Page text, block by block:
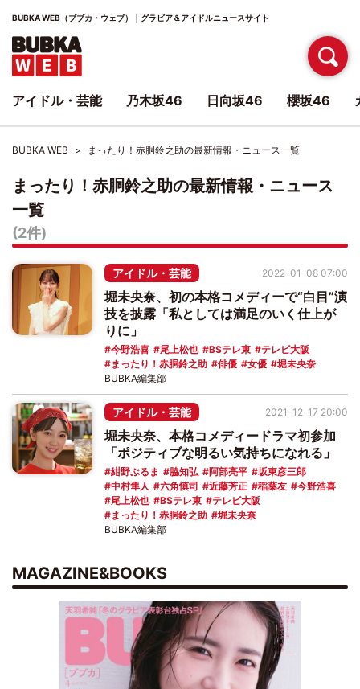
BUBKA WEB（ブブカ・ウェブ）｜グラビア＆アイドルニュースサイト
BUBKA WEB まったり！赤胴鈴之助の最新情報・ニュース一覧
まったり！赤胴鈴之助の最新情報・ニュース
一覧
(2件)
アイドル・芸能
堀未央奈、初の本格コメディーで“白目”演
技を披露「私としては満足のいく仕上が
りに」
今野浩喜 尾上松也 BSテレ東
テレビ大阪
まったり！赤胴鈴之助
俳優 女優 堀未央奈
2022-01-08 07:00
BUBKA編集部
アイドル・芸能
堀未央奈、本格コメディードラマ初参加
「ポジティブな明るい気持ちになれる」
紺野ぶるま 脇知弘 阿部亮平
坂東彦三郎
中村隼人
六角慎司 近藤芳正 稲葉友
今野浩喜
尾上松也
BSテレ東
テレビ大阪
まったり！赤胴鈴之助
堀未央奈
2021-12-17 20:00
BUBKA編集部
MAGAZINE&BOOKS
アイドル・芸能 乃木坂46 日向坂46 櫻坂46